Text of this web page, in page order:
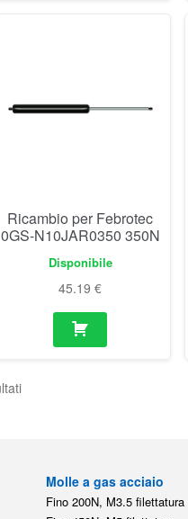
Ricambio per Febrotec
0GS-N10JAR0350 350N
Disponibile
45.19€
Molle a gas acciaio
Fino 200N, M3.5 filettatura